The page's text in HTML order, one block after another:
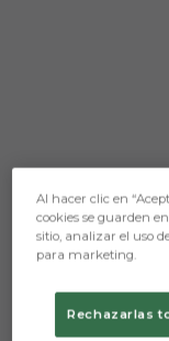
Aún no hay
Burgos CF y
Al hacer clic en
cookies se guarden
sitio, analizar el uso
para marketing.
Rechazarlas